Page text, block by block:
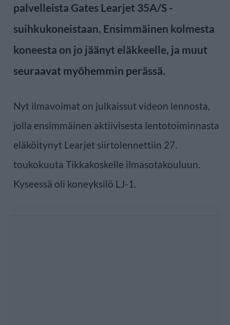
palvelleista Gates Learjet 35A/S -
suihkukoneistaan. Ensimmäinen kolmesta
koneesta on jo jäänyt eläkkeelle, ja muut
seuraavat myöhemmin perässä.
Nyt ilmavoimat on julkaissut videon lennosta,
jolla ensimmäinen aktiivisesta lentotoiminnasta
eläköitynyt Learjet siirtolennettiin 27.
toukokuuta Tikkakoskelle ilmasotakouluun.
Kyseessä oli koneyksilö LJ-1.